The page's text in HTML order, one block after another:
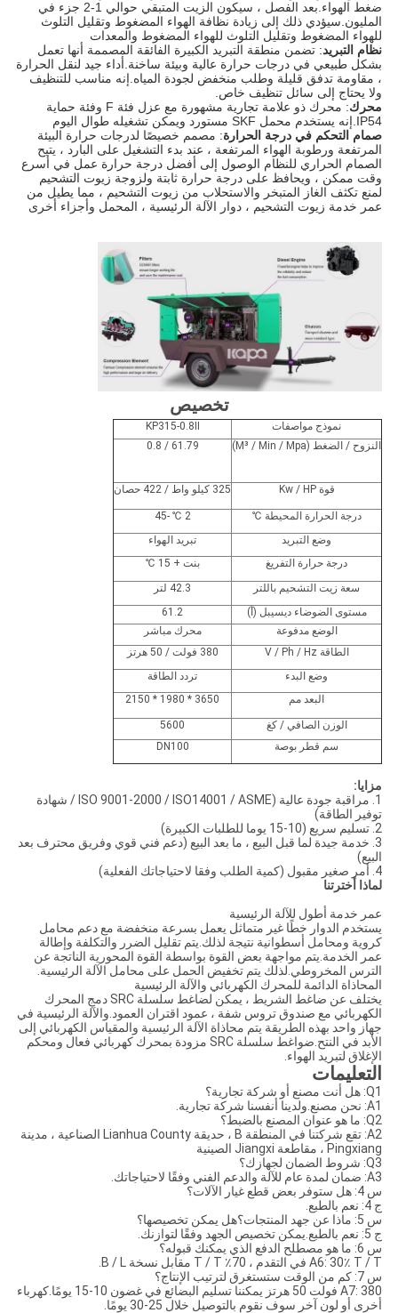
ضغط الهواء.بعد الفصل ، سيكون الزيت المتبقي حوالي 1-2 جزء في
المليون.سيؤدي ذلك إلى زيادة نظافة الهواء المضغوط وتقليل التلوث
للهواء المضغوط وتقليل التلوث للهواء المضغوط والمعدات
نظام التبريد: تضمن منطقة التبريد الكبيرة الفائقة المصممة أنها تعمل
بشكل طبيعي في درجات حرارة عالية وبيئة ساخنة.أداء جيد لنقل الحرارة
، مقاومة تدفق قليلة وطلب منخفض لجودة المياه.إنه مناسب للتنظيف
ولا يحتاج إلى سائل تنظيف خاص.
محرك
: محرك ذو علامة تجارية مشهورة مع عزل فئة F وفئة حماية
IP54.إنه يستخدم محمل SKF مستورد ويمكن تشغيله طوال اليوم
صمام التحكم في درجة الحرارة: مصمم خصيصًا لدرجات حرارة البيئة
المرتفعة ورطوبة الهواء المرتفعة ، عند بدء التشغيل على البارد ، يتيح
الصمام الحراري للنظام الوصول إلى أفضل درجة حرارة عمل في أسرع
وقت ممكن ، ويحافظ على درجة حرارة ثابتة ولزوجة زيوت التشحيم
لمنع تكثف الغاز المتبخر والاستحلاب من زيوت التشحيم ، مما يطيل من
عمر خدمة زيوت التشحيم ، دوار الآلة الرئيسية ، المحمل وأجزاء أخرى
تخصيص
نموذج مواصفات
KP315-0.8II
النزوح / الضغط (M³ / Min / Mpa)
61.79 / 0.8
قوة Kw / HP 325 كيلو واط / 422 حصان
درجة الحرارة المحيطة ℃
2 ℃ -45
وضع التبريد
تبريد الهواء
درجة حرارة التفريغ
بنت + 15 ℃
سعة زيت التشحيم باللتر
42.3 لتر
مستوى الضوضاء ديسيبل (أ)
61.2
الوضع مدفوعة
محرك مباشر
الطاقة V / Ph / Hz
380 فولت / 50 هرتز
وضع البدء
تردد الطاقة
البعد مم
3650 * 1980 * 2150
الوزن الصافي / كغ
5600
سم قطر بوصة
DN100
مزايا:
1. مراقبة جودة عالية (ISO 9001-2000 / ISO14001 / ASME / شهادة
توفير الطاقة)
2. تسليم سريع (10-15 يوما للطلبات الكبيرة)
3. خدمة جيدة لما قبل البيع ، ما بعد البيع (دعم فني قوي وفريق محترف بعد
البيع)
4. أمر صغير مقبول (كمية الطلب وفقا لاحتياجاتك الفعلية)
لماذا أخترتنا
عمر خدمة أطول للآلة الرئيسية
يستخدم الدوار خطًا غير متماثل يعمل بسرعة منخفضة مع دعم محامل
كروية ومحامل أسطوانية نتيجة لذلك.يتم تقليل الضرر والتكلفة وإطالة
عمر الخدمة.يتم مواجهة بعض القوة بواسطة القوة المحورية الناتجة عن
الترس المخروطي.لذلك يتم تخفيض الحمل على محامل الآلة الرئيسية.
المحاذاة الدائمة للمحرك الكهربائي والآلة الرئيسية
يختلف عن ضاغط الشريط ، يمكن لضاغط سلسلة SRC دمج المحرك
الكهربائي مع صندوق تروس شفة ، عمود اقتران العمود.والآلة الرئيسية في
جهاز واحد بهذه الطريقة يتم محاذاة الآلة الرئيسية والمقياس الكهربائي إلى
الأبد في النتح.ضواغط سلسلة SRC مزودة بمحرك كهربائي فعال ومحكم
الإغلاق لتبريد الهواء.
التعليمات
Q1: هل أنت مصنع أو شركة تجارية؟
A1: نحن مصنع.ولدينا أنفسنا شركة تجارية.
Q2: ما هو عنوان المصنع بالضبط؟
A2: تقع شركتنا في المنطقة B ، حديقة Lianhua County الصناعية ، مدينة
Pingxiang ، مقاطعة Jiangxi الصينية
Q3: شروط الضمان لجهازك؟
A3: ضمان لمدة عام للآلة والدعم الفني وفقًا لاحتياجاتك.
س 4: هل ستوفر بعض قطع غيار الآلات؟
ج 4: نعم بالطبع.
س 5: ماذا عن جهد المنتجات؟هل يمكن تخصيصها؟
ج 5: نعم بالطبع.يمكن تخصيص الجهد وفقًا لتوازنك.
س 6: ما هو مصطلح الدفع الذي يمكنك قبوله؟
A6: 30٪ T / T في التقدم ، 70٪ T / T مقابل نسخة B / L.
س 7: كم من الوقت ستستغرق لترتيب الإنتاج؟
A7: 380 فولت 50 هرتز يمكننا تسليم البضائع في غضون 10-15 يومًا.كهرباء
أخرى أو لون آخر سوف نقوم بالتوصيل خلال 25-30 يومًا.